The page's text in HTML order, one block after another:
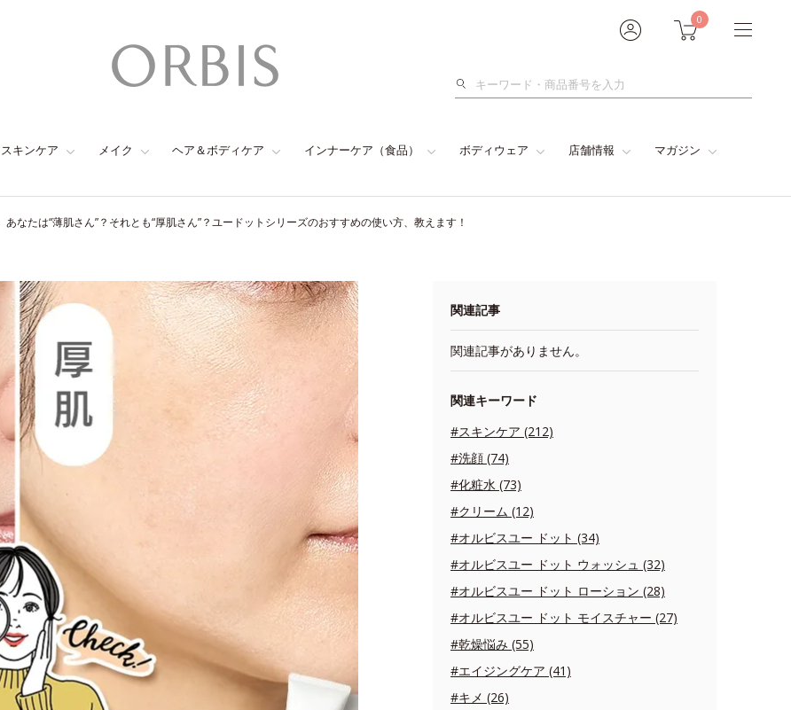
0
検
スキンケア メイク ヘア＆ボディケア インナーケア（食品） ボディウェア 店舗情報 マガジン
あなたは“薄肌さん”？それとも“厚肌さん”？ユードットシリーズのおすすめの使い方、教えます！
関連記事
関連記事がありません。
関連キーワード
#スキンケア (212)
#洗顔 (74)
#化粧水 (73)
#クリーム (12)
#オルビスユー ドット (34)
#オルビスユー ドット ウォッシュ (32)
#オルビスユー ドット ローション (28)
#オルビスユー ドット モイスチャー (27)
#乾燥悩み (55)
#エイジングケア (41)
#キメ (26)